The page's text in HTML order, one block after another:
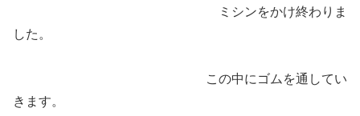
ミシンをかけ終わりま
した。
この中にゴムを通してい
きます。